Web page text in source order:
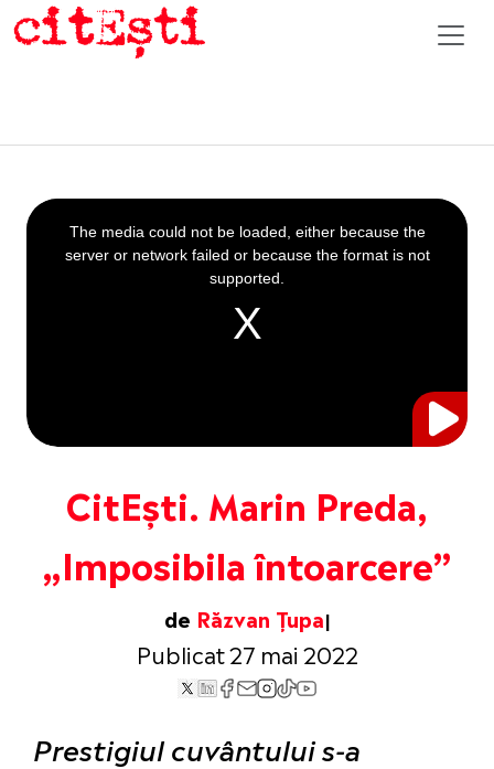
CitEști. Marin Preda,
„Imposibila întoarcere”
de Răzvan Țupa
Publicat 27 mai 2022
This
is
a
The media could not be loaded, either because the
server or network failed or because the format is not
supported.
Prestigiul cuvântului s-a